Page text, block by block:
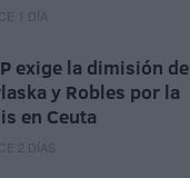
1 DÍA
exige la dimisión de
y Robles por la
en Ceuta
2 DÍAS